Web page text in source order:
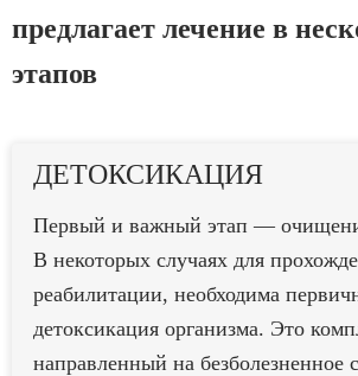
предлагает лечение в
этапов
ДЕТОКСИКАЦИЯ
Первый и важный этап —
В некоторых случаях для
реабилитации, необходима
детоксикация организма. Это
направленный на безболезненное